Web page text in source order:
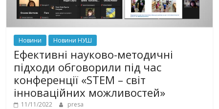
Новини Новини НУШ
Ефективні науково-методичні
підходи обговорили під час
конференції «STEM – світ
інноваційних можливостей»
11/11/2022 presa